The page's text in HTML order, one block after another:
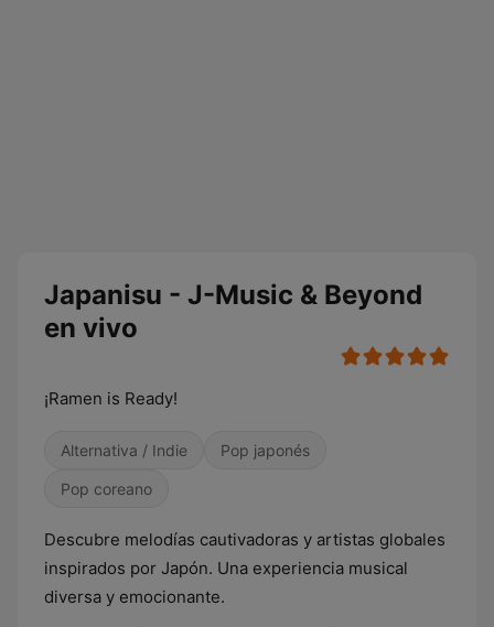
Japanisu - J-Music & Beyond
en vivo
¡Ramen is Ready!
Alternativa / Indie Pop japonés
Pop coreano
Descubre melodías cautivadoras y artistas globales
inspirados por Japón. Una experiencia musical
diversa y emocionante.